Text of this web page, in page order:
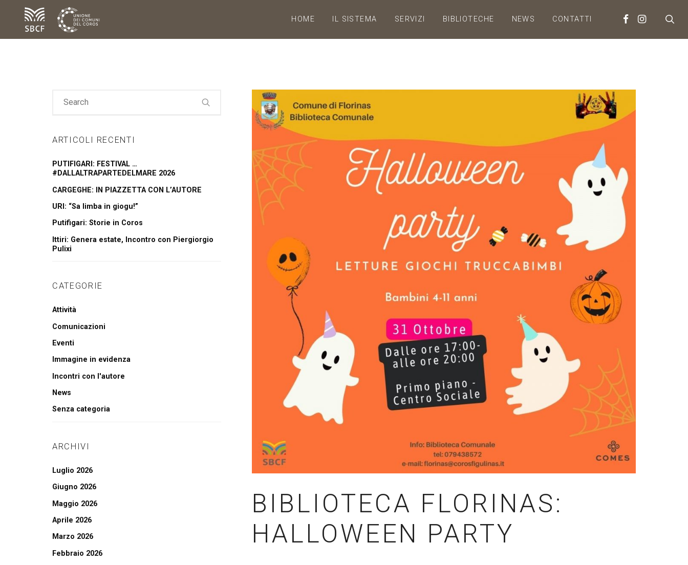
HOME IL SISTEMA SERVIZI BIBLIOTECHE NEWS CONTATTI
BIBLIOTECA FLORINAS:
HALLOWEEN PARTY
ARTICOLI RECENTI
PUTIFIGARI: FESTIVAL …
#DALLALTRAPARTEDELMARE 2026
CARGEGHE: IN PIAZZETTA CON L’AUTORE
URI: “Sa limba in giogu!”
Putifigari: Storie in Coros
Ittiri: Genera estate, Incontro con Piergiorgio
Pulixi
CATEGORIE
Attività
Comunicazioni
Eventi
Immagine in evidenza
Incontri con l'autore
News
Senza categoria
ARCHIVI
Luglio 2026
Giugno 2026
Maggio 2026
Aprile 2026
Marzo 2026
Febbraio 2026